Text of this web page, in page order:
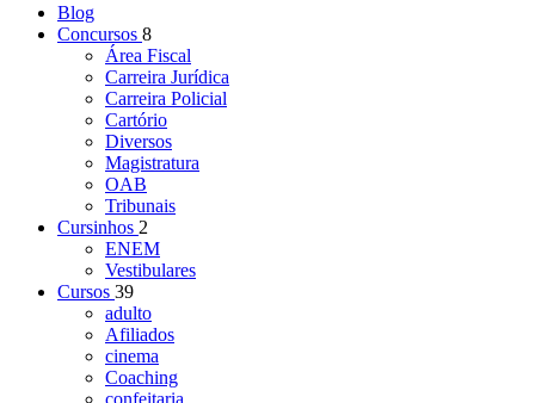
Blog
Concursos 8
Área Fiscal
Carreira Jurídica
Carreira Policial
Cartório
Diversos
Magistratura
OAB
Tribunais
Cursinhos 2
ENEM
Vestibulares
Cursos 39
adulto
Afiliados
cinema
Coaching
confeitaria